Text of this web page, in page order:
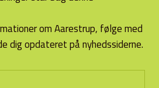
om Aarestrup, følge med
dig opdateret på nyhedssiderne.